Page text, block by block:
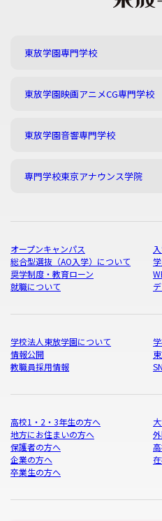
東放学園専門学校
東放学園映画アニメCG専門学校
東放学園音響専門学校
専門学校東京アナウンス学院
オープンキャンパス
総合型選抜（AO入学）について
奨学制度・教育ローン
就職について
学校法人東放学園について
情報公開
教職員採用情報
高校1・2・3年生の方へ
地方にお住まいの方へ
保護者の方へ
企業の方へ
卒業生の方へ